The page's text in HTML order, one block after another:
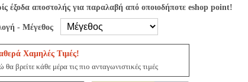
έξοδα αποστολής για παραλαβή από οποιοδήποτε eshop point!
- Μέγεθος
Χαμηλές Τιμές!
θα βρείτε κάθε μέρα τις πιο ανταγωνιστικές τιμές